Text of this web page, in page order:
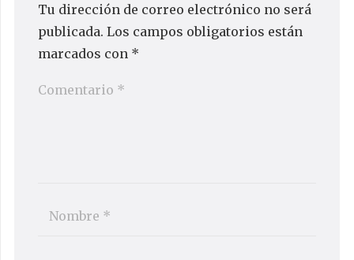
Tu dirección de correo electrónico no será
publicada. Los campos obligatorios están
marcados con *